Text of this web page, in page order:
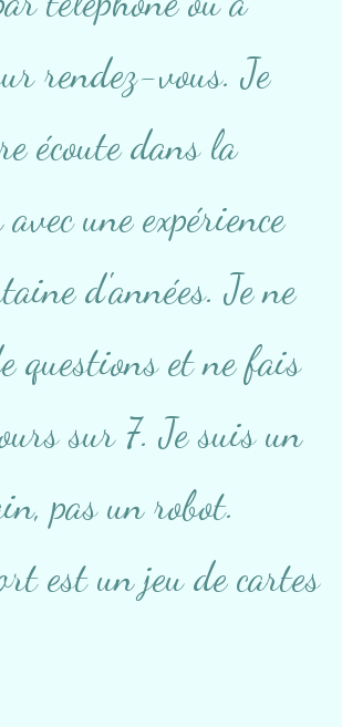
rendez-vous. Je
écoute dans la
une expérience
d'années. Je ne
questions et ne fais
sur 7. Je suis un
pas un robot.
est un jeu de cartes